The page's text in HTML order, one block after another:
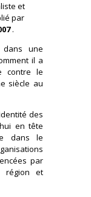
et
par
.
dans une
il a
contre le
siècle au
des
en tête
dans le
par
région et